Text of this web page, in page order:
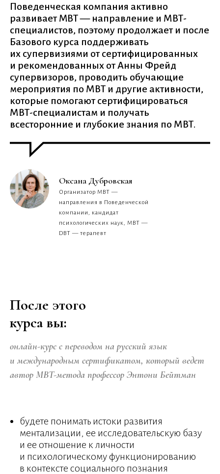
Поведенческая компания активно
развивает MBT — направление и МВТ-
специалистов, поэтому продолжает и после
Базового курса поддерживать
их супервизиями от сертифицированных
и рекомендованных от Анны Фрейд
супервизоров, проводить обучающие
мероприятия по МВТ и другие активности,
которые помогают сертифицироваться
МВТ-специалистам и получать
всесторонние и глубокие знания по МВТ.
Оксана Дубровская
Организатор MBT —
направления в Поведенческой
компании, кандидат
психологических наук, MBT —
DBT — терапевт
После этого
курса вы:
онлайн-курс с переводом на русский язык
и международным сертификатом, который ведет
автор MBT-метода профессор Энтони Бейтман
будете понимать истоки развития
ментализации, ее исследовательскую базу
и ее отношение к личности
и психологическому функционированию
в контексте социального познания